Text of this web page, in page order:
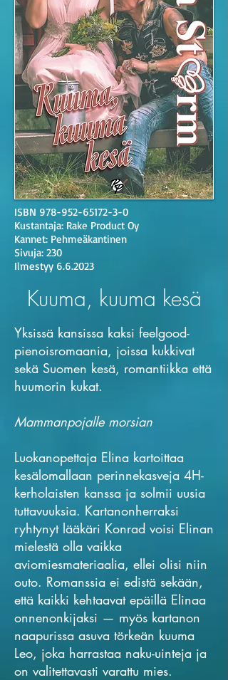
ISBN 978-952-65172-3-0
Kustantaja: Rake Product Oy
Kannet: Pehmeäkantinen
Sivuja: 230
Ilmestyy 6.6.2023
Kuuma, kuuma kesä
Yksissä kansissa kaksi feelgood-
pienoisromaania, joissa kukkivat
sekä Suomen kesä, romantiikka että
huumorin kukat.
Mammanpojalle morsian
Luokanopettaja Elina kartoittaa
kesälomallaan perinnekasveja 4H-
kerholaisten kanssa ja solmii uusia
tuttavuuksia. Kartanonherraksi
ryhtynyt lääkäri Konrad voisi Elinan
mielestä olla vaikka
aviomiesmateriaalia, ellei olisi niin
outo. Romanssia ei edistä sekään,
että kaikki kehtaavat epäillä Elinaa
onnenonkijaksi — myös kartanon
naapurissa asuva törkeän kuuma
Leo, joka harrastaa naku-uinteja ja
on valitettavasti varattu mies.